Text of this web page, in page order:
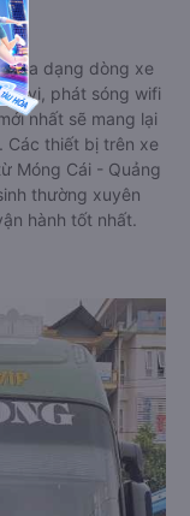
đa dạng dòng xe
Tivi, phát sóng wifi
nhất sẽ mang lại
Các thiết bị trên xe
Móng Cái - Quảng
thường xuyên
hành tốt nhất.